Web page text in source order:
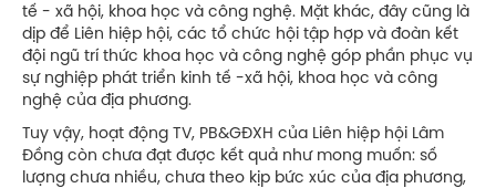
tế - xã hội, khoa học và công nghệ. Mặt khác, đây cũng là
dịp để Liên hiệp hội, các tổ chức hội tập hợp và đoàn kết
đội ngũ trí thức khoa học và công nghệ góp phần phục vụ
sự nghiệp phát triển kinh tế -xã hội, khoa học và công
nghệ của địa phương.
Tuy vậy, hoạt động TV, PB&GĐXH của Liên hiệp hội Lâm
Đồng còn chưa đạt được kết quả như mong muốn: số
lượng chưa nhiều, chưa theo kịp bức xúc của địa phương,